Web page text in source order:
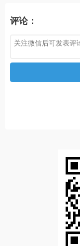
评论：